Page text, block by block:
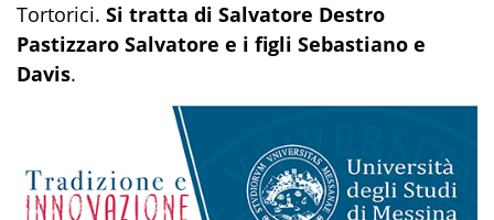
Tortorici. Si tratta di Salvatore Destro
Pastizzaro Salvatore e i figli Sebastiano e
Davis.